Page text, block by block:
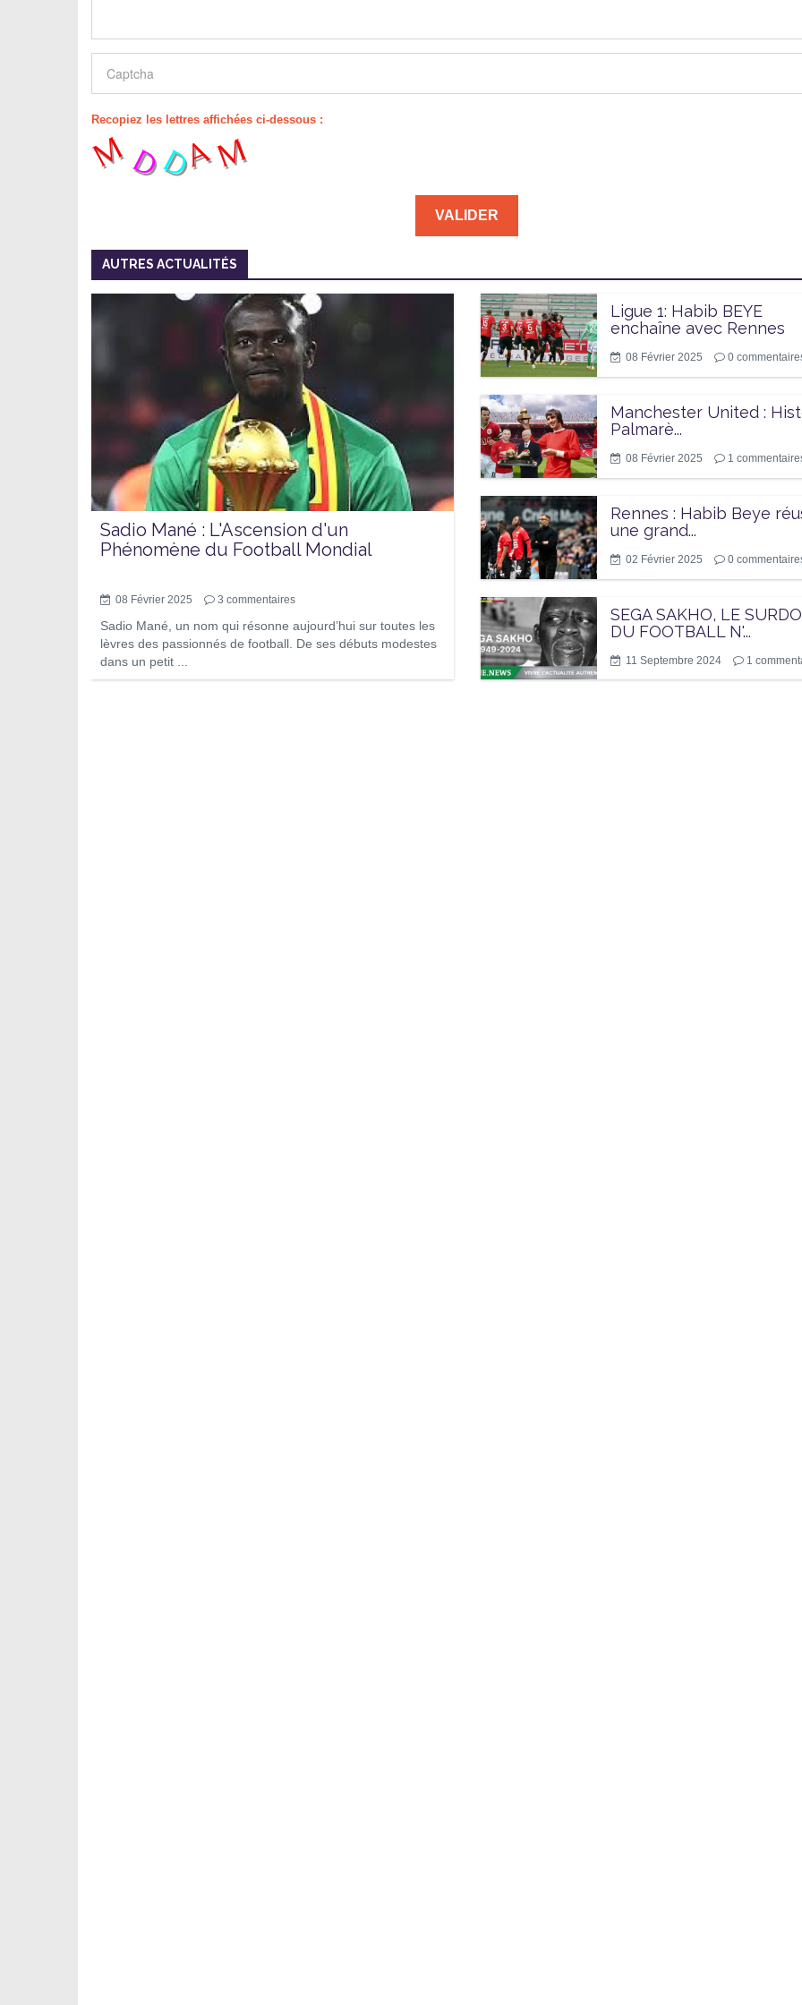
Recopiez les lettres affichées ci-dessous :
AUTRES ACTUALITÉS
Sadio Mané : L'Ascension d'un
Phénomène du Football Mondial
08 Février 2025 3 commentaires
Sadio Mané, un nom qui résonne aujourd’hui sur toutes les
lèvres des passionnés de football. De ses débuts modestes
dans un petit ...
Ligue 1: Habib BEYE
enchaîne avec Rennes
08 Février 2025 0
Manchester United :
Palmarè...
08 Février 2025 1
Rennes : Habib Beye
une grand...
02 Février 2025 0
SEGA SAKHO, LE
DU FOOTBALL N'...
11 Septembre 2024 1